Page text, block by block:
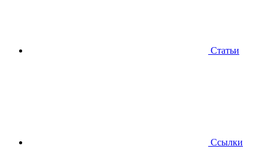
Статьи
Ссылки